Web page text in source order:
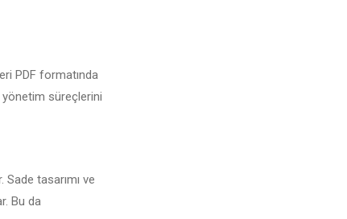
PDF formatında
yönetim süreçlerini
tasarımı ve
Bu da